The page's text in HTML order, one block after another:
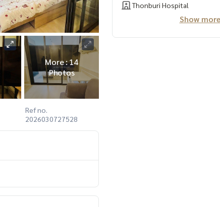
More : 14
Photos
Ref no.
2026030727528
Thonburi Hospital
Show more